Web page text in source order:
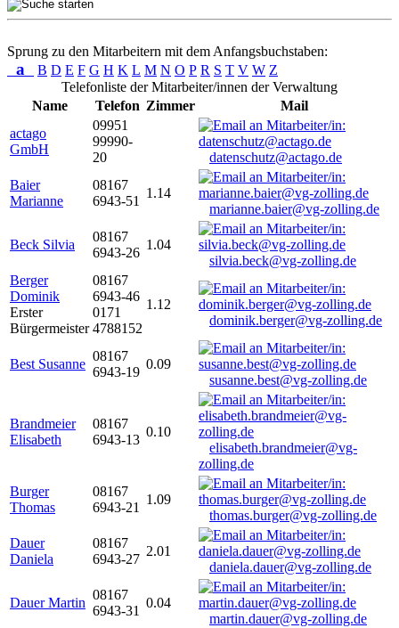
Sprung zu den Mitarbeitern mit dem Anfangsbuchstaben:
a B D E F G H K L M N O P R S T V W Z
Telefonliste der Mitarbeiter/innen der Verwaltung
Name
Telefon Zimmer
Mail
actago
GmbH
09951
99990-
20
datenschutz@actago.de
Baier
Marianne
08167
6943-51
1.14
marianne.baier@vg-zolling.de
Beck Silvia
08167
6943-26
1.04
silvia.beck@vg-zolling.de
Berger
Dominik
Erster
Bürgermeister
08167
6943-46
0171
4788152
1.12
dominik.berger@vg-zolling.de
Best Susanne
08167
6943-19
0.09
susanne.best@vg-zolling.de
Brandmeier
Elisabeth
08167
6943-13
0.10
elisabeth.brandmeier@vg-
zolling.de
Burger
Thomas
08167
6943-21
1.09
thomas.burger@vg-zolling.de
Dauer
Daniela
08167
6943-27
2.01
daniela.dauer@vg-zolling.de
Dauer Martin
08167
6943-31
0.04
martin.dauer@vg-zolling.de